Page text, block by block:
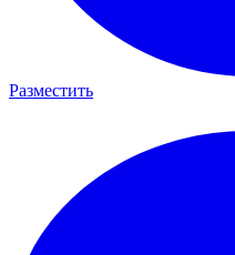
Разместить